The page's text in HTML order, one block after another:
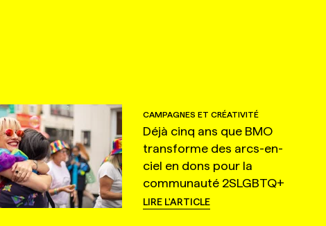
CAMPAGNES ET CRÉATIVITÉ
Déjà cinq ans que BMO
transforme des arcs-en-
ciel en dons pour la
communauté 2SLGBTQ+
LIRE L'ARTICLE